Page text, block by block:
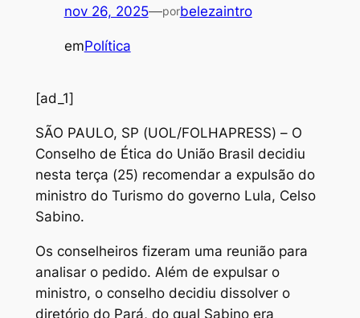
nov 26, 2025—porbelezaintro
emPolítica
[ad_1]
SÃO PAULO, SP (UOL/FOLHAPRESS) – O
Conselho de Ética do União Brasil decidiu
nesta terça (25) recomendar a expulsão do
ministro do Turismo do governo Lula, Celso
Sabino.
Os conselheiros fizeram uma reunião para
analisar o pedido. Além de expulsar o
ministro, o conselho decidiu dissolver o
diretório do Pará, do qual Sabino era